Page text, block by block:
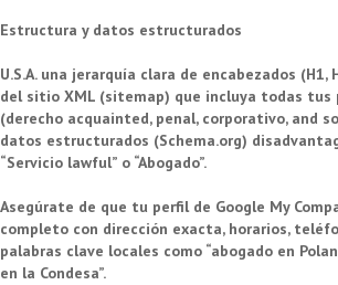
Estructura y datos estructurados
U.S.A. una jerarquía clara de encabezados (H1,
del sitio XML (sitemap) que incluya todas tus
(derecho acquainted, penal, corporativo, and
datos estructurados (Schema.org)
“Servicio lawful” o “Abogado”.
Asegúrate de que tu perfil de Google My
completo con dirección exacta, horarios,
palabras clave locales como “abogado en
en la Condesa”.